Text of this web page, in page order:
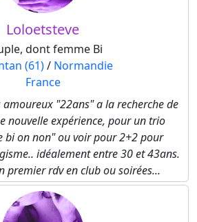
Loloetsteve
dont femme Bi
(61)/ Normandie
France
"22ans" a la recherche de
nouvelle expérience, pour un trio
bi on non" ou voir pour 2+2 pour
idéalement entre 30 et 43ans.
premier rdv en club ou soirées...